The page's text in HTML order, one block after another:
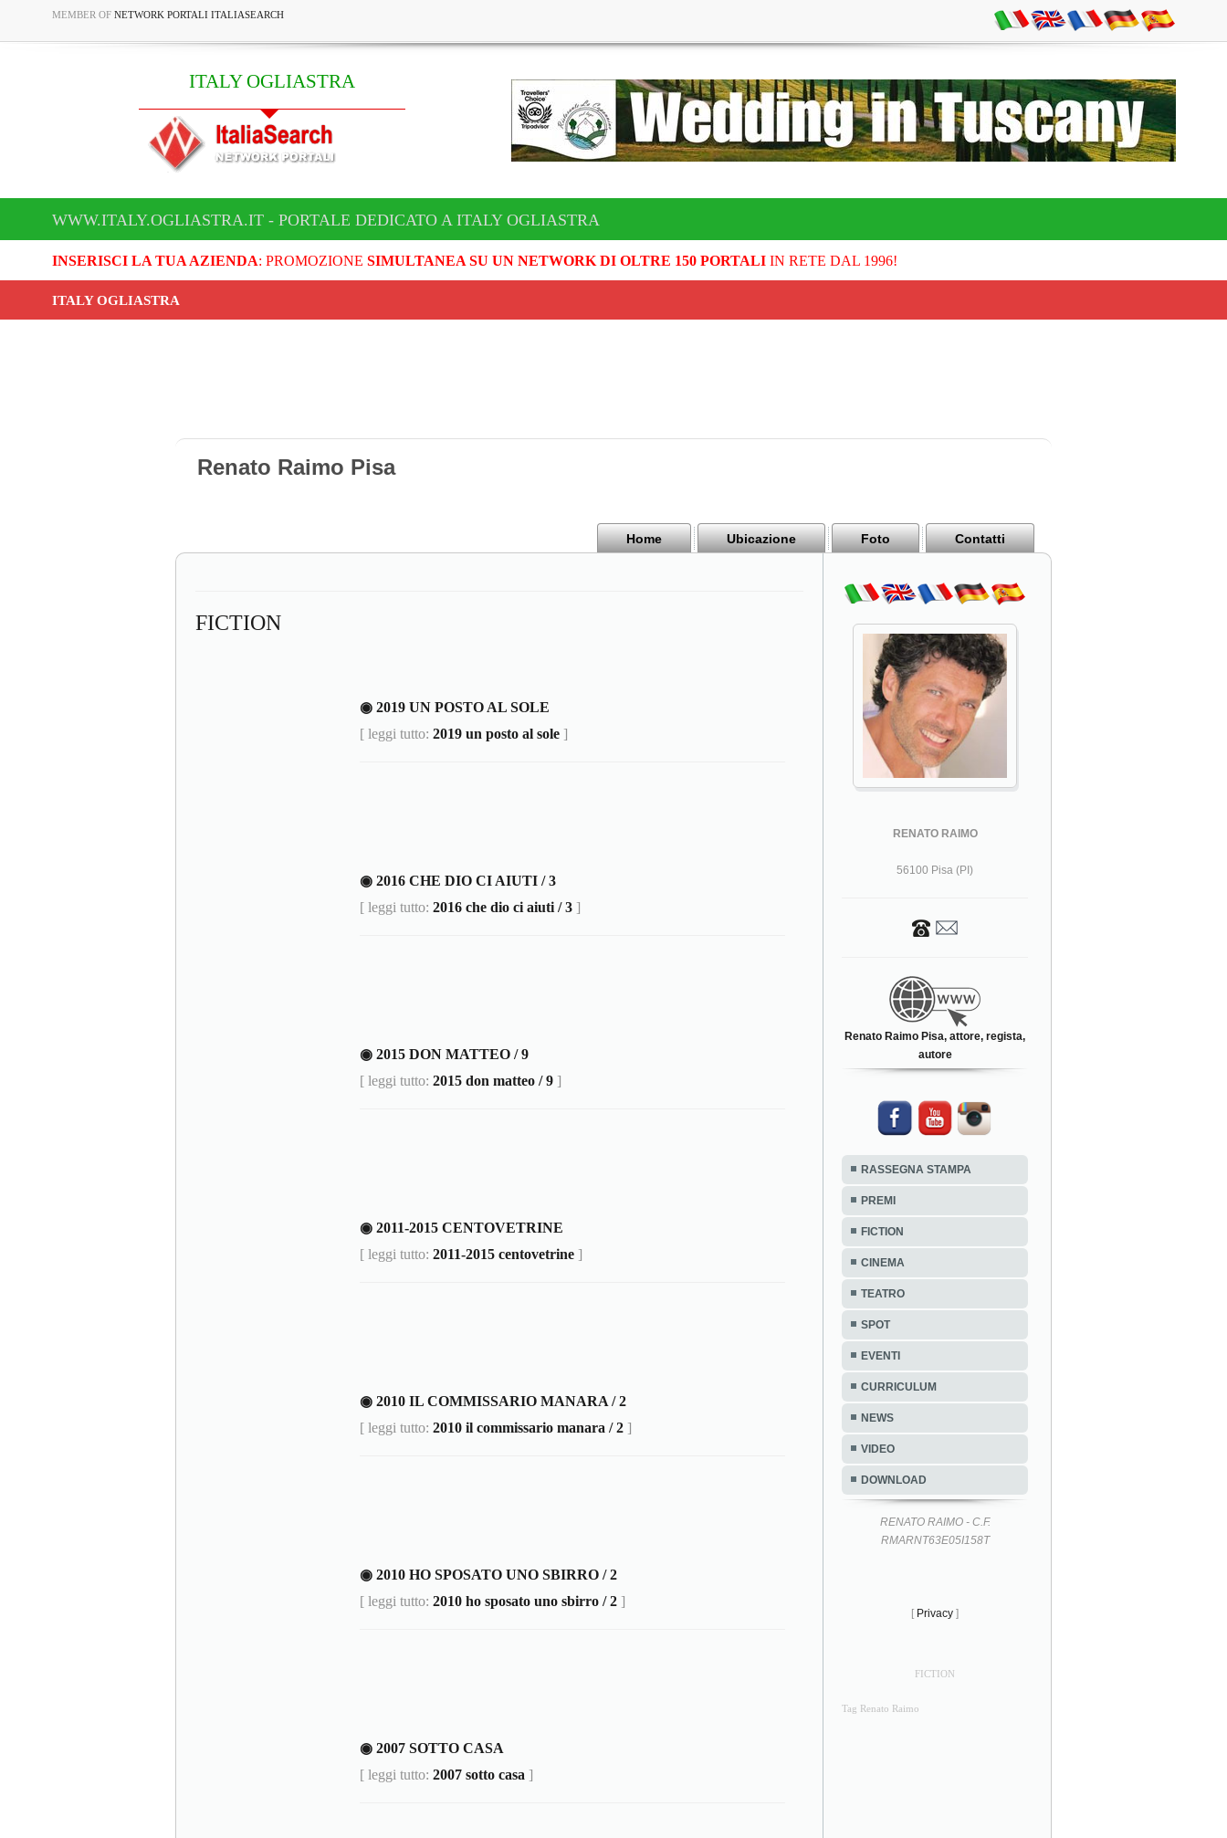
MEMBER OF NETWORK PORTALI ITALIASEARCH
ITALY OGLIASTRA
WWW.ITALY.OGLIASTRA.IT - PORTALE DEDICATO A ITALY OGLIASTRA
INSERISCI LA TUA AZIENDA: PROMOZIONE SIMULTANEA SU UN NETWORK DI OLTRE 150 PORTALIIN RETE DAL 1996!
ITALY OGLIASTRA
Renato Raimo Pisa
Home Ubicazione Foto Contatti
FICTION
◉ 2019 UN POSTO AL SOLE
[ leggi tutto: 2019 un posto al sole ]
◉ 2016 CHE DIO CI AIUTI / 3
[ leggi tutto: 2016 che dio ci aiuti / 3 ]
◉ 2015 DON MATTEO / 9
[ leggi tutto: 2015 don matteo / 9 ]
◉ 2011-2015 CENTOVETRINE
[ leggi tutto: 2011-2015 centovetrine ]
◉ 2010 IL COMMISSARIO MANARA / 2
[ leggi tutto: 2010 il commissario manara / 2 ]
◉ 2010 HO SPOSATO UNO SBIRRO / 2
[ leggi tutto: 2010 ho sposato uno sbirro / 2 ]
◉ 2007 SOTTO CASA
[ leggi tutto: 2007 sotto casa ]
RENATO RAIMO
56100 Pisa (PI)
Renato Raimo Pisa, attore, regista,
autore
RASSEGNA STAMPA
PREMI
FICTION
CINEMA
TEATRO
SPOT
EVENTI
CURRICULUM
NEWS
VIDEO
DOWNLOAD
RENATO RAIMO - C.F.
RMARNT63E05I158T
[ Privacy ]
FICTION
Tag Renato Raimo